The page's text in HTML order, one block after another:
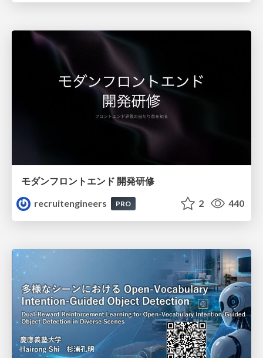
モダンフロントエンド 開発研修
recruitengineers
PRO 2 440